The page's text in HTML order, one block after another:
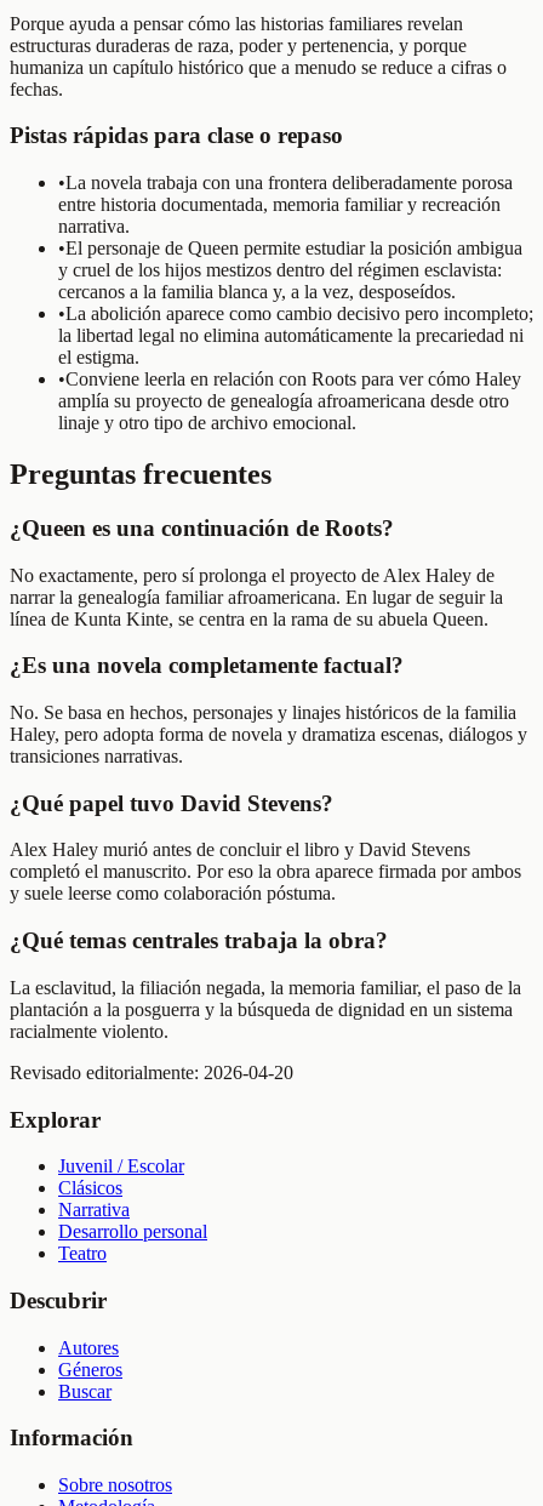
Porque ayuda a pensar cómo las historias familiares revelan
estructuras duraderas de raza, poder y pertenencia, y porque
humaniza un capítulo histórico que a menudo se reduce a cifras o
fechas.
Pistas rápidas para clase o repaso
•La novela trabaja con una frontera deliberadamente porosa
entre historia documentada, memoria familiar y recreación
narrativa.
•El personaje de Queen permite estudiar la posición ambigua
y cruel de los hijos mestizos dentro del régimen esclavista:
cercanos a la familia blanca y, a la vez, desposeídos.
•La abolición aparece como cambio decisivo pero incompleto;
la libertad legal no elimina automáticamente la precariedad ni
el estigma.
•Conviene leerla en relación con Roots para ver cómo Haley
amplía su proyecto de genealogía afroamericana desde otro
linaje y otro tipo de archivo emocional.
Preguntas frecuentes
¿Queen es una continuación de Roots?
No exactamente, pero sí prolonga el proyecto de Alex Haley de
narrar la genealogía familiar afroamericana. En lugar de seguir la
línea de Kunta Kinte, se centra en la rama de su abuela Queen.
¿Es una novela completamente factual?
No. Se basa en hechos, personajes y linajes históricos de la familia
Haley, pero adopta forma de novela y dramatiza escenas, diálogos y
transiciones narrativas.
¿Qué papel tuvo David Stevens?
Alex Haley murió antes de concluir el libro y David Stevens
completó el manuscrito. Por eso la obra aparece firmada por ambos
y suele leerse como colaboración póstuma.
¿Qué temas centrales trabaja la obra?
La esclavitud, la filiación negada, la memoria familiar, el paso de la
plantación a la posguerra y la búsqueda de dignidad en un sistema
racialmente violento.
Revisado editorialmente: 2026-04-20
Explorar
Juvenil / Escolar
Clásicos
Narrativa
Desarrollo personal
Teatro
Descubrir
Autores
Géneros
Buscar
Información
Sobre nosotros